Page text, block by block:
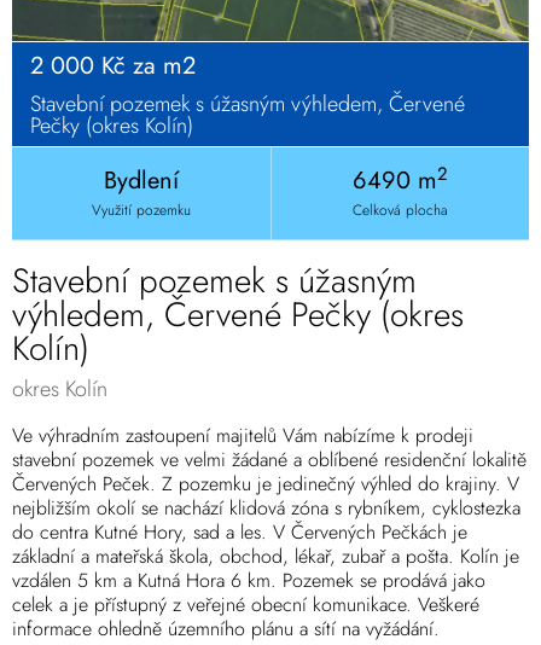
2 000 Kč za m2
Stavební pozemek s úžasným výhledem, Červené
Pečky (okres Kolín)
Bydlení
Využití pozemku
6490 m2
Celková plocha
Stavební pozemek s úžasným
výhledem, Červené Pečky (okres
Kolín)
okres Kolín
Ve výhradním zastoupení majitelů Vám nabízíme k prodeji
stavební pozemek ve velmi žádané a oblíbené residenční lokalitě
Červených Peček. Z pozemku je jedinečný výhled do krajiny. V
nejbližším okolí se nachází klidová zóna s rybníkem, cyklostezka
do centra Kutné Hory, sad a les. V Červených Pečkách je
základní a mateřská škola, obchod, lékař, zubař a pošta. Kolín je
vzdálen 5 km a Kutná Hora 6 km. Pozemek se prodává jako
celek a je přístupný z veřejné obecní komunikace. Veškeré
informace ohledně územního plánu a sítí na vyžádání.